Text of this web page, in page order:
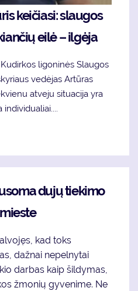
keičiasi: slaugos
eilė – ilgėja
ligoninės Slaugos
vedėjas Artūras
atveju situacija yra
dujų tiekimo
kad toks
dažnai nepelnytai
darbas kaip šildymas,
žmonių gyvenime. Ne